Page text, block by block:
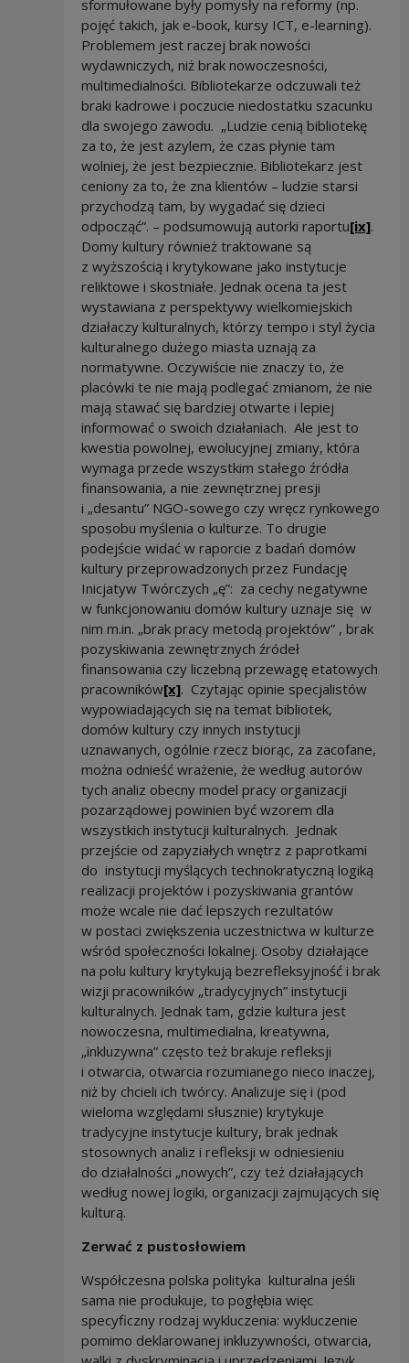
sformułowane były pomysły na reformy (np.
pojęć takich, jak e-book, kursy ICT, e-learning).
Problemem jest raczej brak nowości
wydawniczych, niż brak nowoczesności,
multimedialności. Bibliotekarze odczuwali też
braki kadrowe i poczucie niedostatku szacunku
dla swojego zawodu. „Ludzie cenią bibliotekę
za to, że jest azylem, że czas płynie tam
wolniej, że jest bezpiecznie. Bibliotekarz jest
ceniony za to, że zna klientów – ludzie starsi
przychodzą tam, by wygadać się dzieci
odpocząć”. – podsumowują autorki raportu[ix].
Domy kultury również traktowane są
z wyższością i krytykowane jako instytucje
reliktowe i skostniałe. Jednak ocena ta jest
wystawiana z perspektywy wielkomiejskich
działaczy kulturalnych, którzy tempo i styl życia
kulturalnego dużego miasta uznają za
normatywne. Oczywiście nie znaczy to, że
placówki te nie mają podlegać zmianom, że nie
mają stawać się bardziej otwarte i lepiej
informować o swoich działaniach. Ale jest to
kwestia powolnej, ewolucyjnej zmiany, która
wymaga przede wszystkim stałego źródła
finansowania, a nie zewnętrznej presji
i „desantu” NGO-sowego czy wręcz rynkowego
sposobu myślenia o kulturze. To drugie
podejście widać w raporcie z badań domów
kultury przeprowadzonych przez Fundację
Inicjatyw Twórczych „ę”: za cechy negatywne
w funkcjonowaniu domów kultury uznaje się w
nim m.in. „brak pracy metodą projektów” , brak
pozyskiwania zewnętrznych źródeł
finansowania czy liczebną przewagę etatowych
pracowników[x]. Czytając opinie specjalistów
wypowiadających się na temat bibliotek,
domów kultury czy innych instytucji
uznawanych, ogólnie rzecz biorąc, za zacofane,
można odnieść wrażenie, że według autorów
tych analiz obecny model pracy organizacji
pozarządowej powinien być wzorem dla
wszystkich instytucji kulturalnych. Jednak
przejście od zapyziałych wnętrz z paprotkami
do instytucji myślących technokratyczną logiką
realizacji projektów i pozyskiwania grantów
może wcale nie dać lepszych rezultatów
w postaci zwiększenia uczestnictwa w kulturze
wśród społeczności lokalnej. Osoby działające
na polu kultury krytykują bezrefleksyjność i brak
wizji pracowników „tradycyjnych” instytucji
kulturalnych. Jednak tam, gdzie kultura jest
nowoczesna, multimedialna, kreatywna,
„inkluzywna” często też brakuje refleksji
i otwarcia, otwarcia rozumianego nieco inaczej,
niż by chcieli ich twórcy. Analizuje się i (pod
wieloma względami słusznie) krytykuje
tradycyjne instytucje kultury, brak jednak
stosownych analiz i refleksji w odniesieniu
do działalności „nowych”, czy też działających
według nowej logiki, organizacji zajmujących się
kulturą.
Zerwać z pustosłowiem
Współczesna polska polityka kulturalna jeśli
sama nie produkuje, to pogłębia więc
specyficzny rodzaj wykluczenia: wykluczenie
pomimo deklarowanej inkluzywności, otwarcia,